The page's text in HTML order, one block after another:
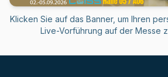
Klicken Sie auf das Banner, um Ihren
Live-Vorführung auf der Messe